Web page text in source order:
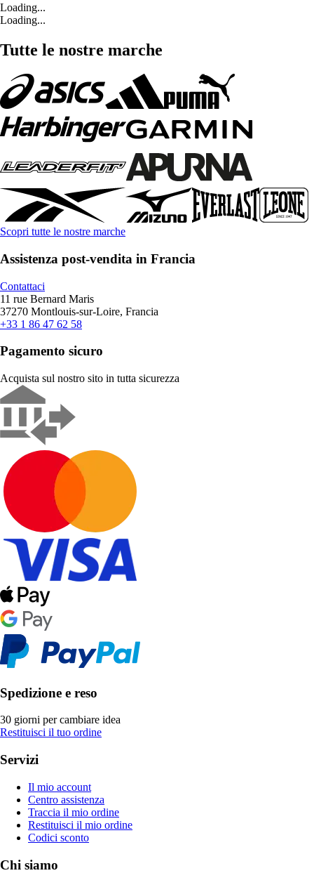
Loading...
Loading...
Tutte le nostre marche
Scopri tutte le nostre marche
Assistenza post-vendita in Francia
Contattaci
11 rue Bernard Maris
37270 Montlouis-sur-Loire, Francia
+33 1 86 47 62 58
Pagamento sicuro
Acquista sul nostro sito in tutta sicurezza
Spedizione e reso
30 giorni per cambiare idea
Restituisci il tuo ordine
Servizi
Il mio account
Centro assistenza
Traccia il mio ordine
Restituisci il mio ordine
Codici sconto
Chi siamo